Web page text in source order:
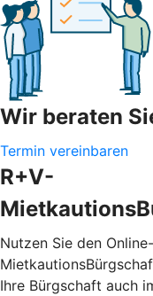
Wir beraten
Termin vereinbaren
R+V-
Nutzen Sie den
Ihre Bürgschaft auch